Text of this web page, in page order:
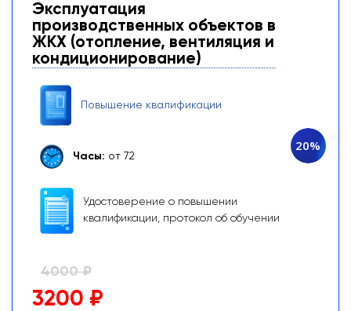
Эксплуатация
производственных объектов в
ЖКХ (отопление, вентиляция и
кондиционирование)
Повышение квалификации
Часы: от 72
Удостоверение о повышении
квалификации, протокол об обучении
20%
4000 ₽
3200 ₽